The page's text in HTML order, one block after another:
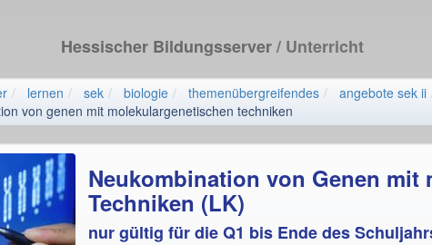
Hessischer Bildungsserver/ Unterricht
lernen sek biologie themenübergreifendes angebote sek ii
von genen mit molekulargenetischen techniken
Neukombination von Genen mit
Techniken (LK)
nur gültig für die Q1 bis Ende des